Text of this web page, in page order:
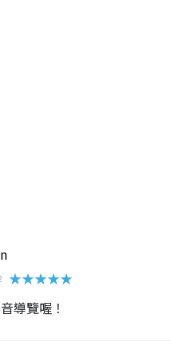
★★★★★
導覽喔！